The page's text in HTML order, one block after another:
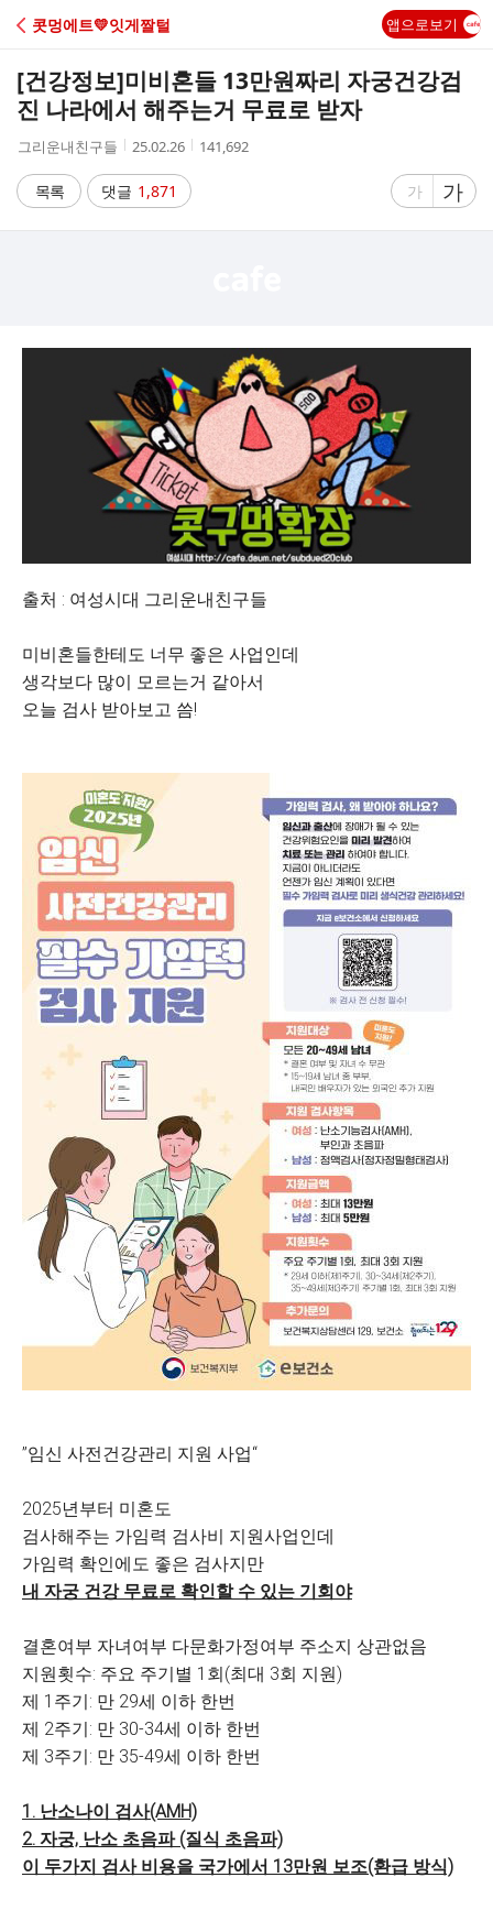
C
A
콧멍에트💛잇게짤털 앱으로보기
[건강정보]미비혼들 13만원짜리 자궁건강검
진 나라에서 해주는거 무료로 받자
작
자
그리운내친구들
작
시
간
25.02.26
조
141,692
목록 댓글 1,871
글
게
가
글
자
게
가
출처 : 여성시대 그리운내친구들
미비혼들한테도 너무 좋은 사업인데
생각보다 많이 모르는거 같아서
오늘 검사 받아보고 씀!
”임신 사전건강관리 지원 사업“
2025년부터 미혼도
검사해주는 가임력 검사비 지원사업인데
가임력 확인에도 좋은 검사지만
내 자궁 건강 무료로 확인할 수 있는 기회야
결혼여부 자녀여부 다문화가정여부 주소지 상관없음
지원횟수: 주요 주기별 1회(최대 3회 지원)
제 1주기: 만 29세 이하 한번
제 2주기: 만 30-34세 이하 한번
제 3주기: 만 35-49세 이하 한번
1. 난소나이 검사(AMH)
2. 자궁, 난소 초음파 (질식 초음파)
이 두가지 검사 비용을 국가에서 13만원 보조(환급 방식)